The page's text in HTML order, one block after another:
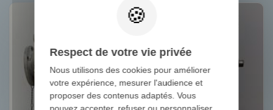
Respect de votre vie privée
Nous utilisons des cookies pour améliorer
votre expérience, mesurer l'audience et
proposer des contenus adaptés. Vous